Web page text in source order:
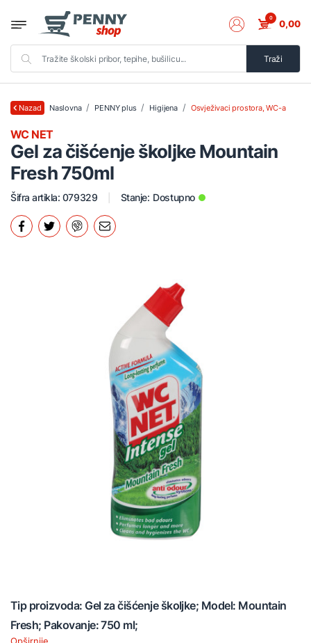
Traži
0 0,00
Nazad Naslovna PENNY plus Higijena Osvježivaci prostora, WC-a
Gel za čišćenje školjke Mountain
Fresh 750ml
WC NET
Šifra artikla: 079329 Stanje: Dostupno
Tip proizvoda: Gel za čišćenje školjke; Model: Mountain
Fresh; Pakovanje: 750 ml;